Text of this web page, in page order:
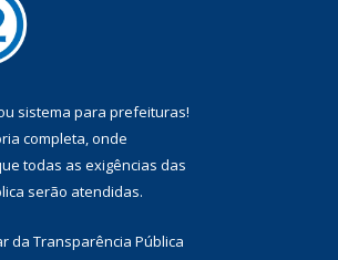
sistema para prefeituras!
completa, onde
todas as exigências das
serão atendidas.
da Transparência Pública